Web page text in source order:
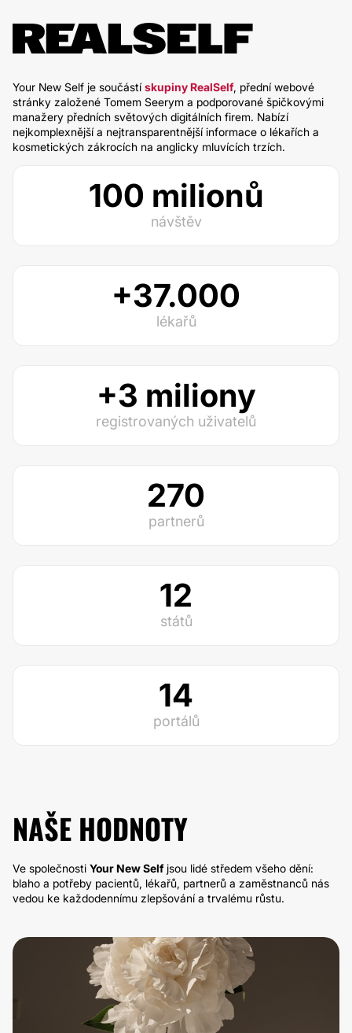
Your New Self je součástískupiny RealSelf, přední webové
stránky založené Tomem Seerym a podporované špičkovými
manažery předních světových digitálních firem. Nabízí
nejkomplexnější a nejtransparentnější informace o lékařích a
kosmetických zákrocích na anglicky mluvících trzích.
100 milionů
návštěv
+37.000
lékařů
+3 miliony
registrovaných uživatelů
270
partnerů
12
států
14
portálů
NAŠE HODNOTY
Ve společnosti Your New Selfjsou lidé středem všeho dění:
blaho a potřeby pacientů, lékařů, partnerů a zaměstnanců nás
vedou ke každodennímu zlepšování a trvalému růstu.